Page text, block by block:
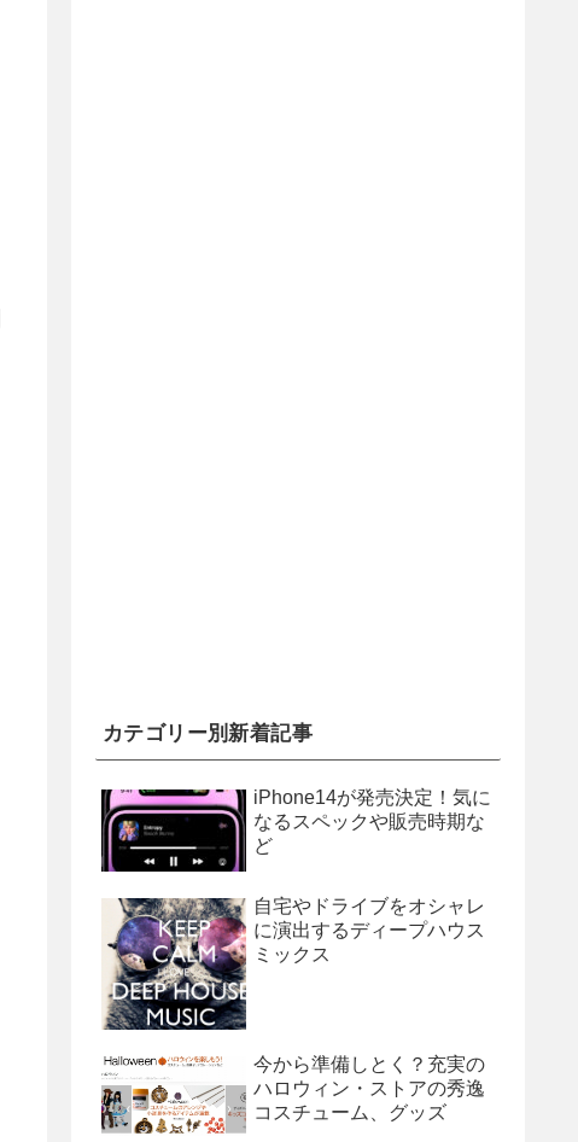
カテゴリー別新着記事
iPhone14が発売決定！気に
なるスペックや販売時期な
ど
自宅やドライブをオシャレ
に演出するディープハウス
ミックス
今から準備しとく？充実の
ハロウィン・ストアの秀逸
コスチューム、グッズ